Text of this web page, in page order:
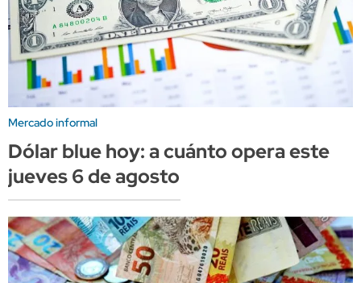
Mercado informal
Dólar blue hoy: a cuánto opera este
jueves 6 de agosto